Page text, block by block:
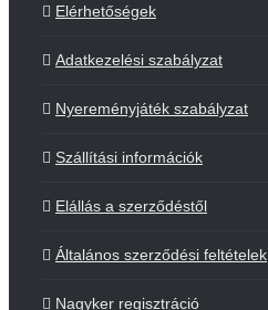
Elérhetőségek
Adatkezelési szabályzat
Nyereményjáték szabályzat
Szállítási információk
Elállás a szerződéstől
Általános szerződési feltételek
Nagyker regisztráció